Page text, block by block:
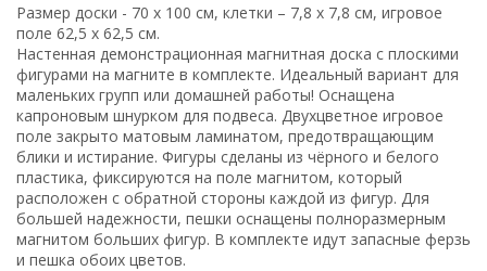
Размер доски - 70 х 100 см, клетки – 7,8 х 7,8 см, игровое
поле 62,5 х 62,5 см.
Настенная демонстрационная магнитная доска с плоскими
фигурами на магните в комплекте. Идеальный вариант для
маленьких групп или домашней работы! Оснащена
капроновым шнурком для подвеса. Двухцветное игровое
поле закрыто матовым ламинатом, предотвращающим
блики и истирание. Фигуры сделаны из чёрного и белого
пластика, фиксируются на поле магнитом, который
расположен с обратной стороны каждой из фигур. Для
большей надежности, пешки оснащены полноразмерным
магнитом больших фигур. В комплекте идут запасные ферзь
и пешка обоих цветов.